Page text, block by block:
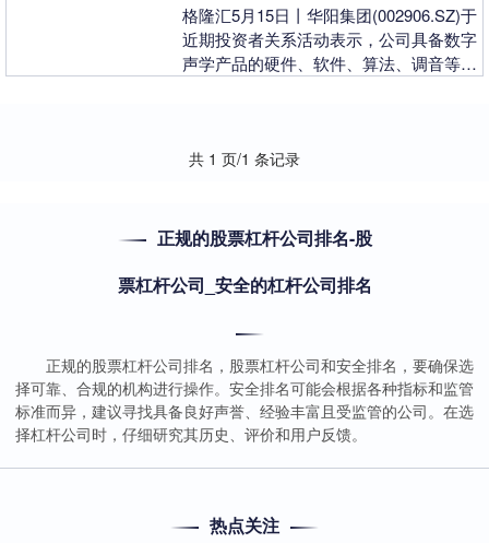
格隆汇5月15日丨华阳集团(002906.SZ)于
近期投资者关系活动表示，公司具备数字
声学产品的硬件、软件、算法、调音等系
共 1 页/1 条记录
正规的股票杠杆公司排名-股
票杠杆公司_安全的杠杆公司排名
正规的股票杠杆公司排名，股票杠杆公司和安全排名，要确保选
择可靠、合规的机构进行操作。安全排名可能会根据各种指标和监管
标准而异，建议寻找具备良好声誉、经验丰富且受监管的公司。在选
择杠杆公司时，仔细研究其历史、评价和用户反馈。
热点关注